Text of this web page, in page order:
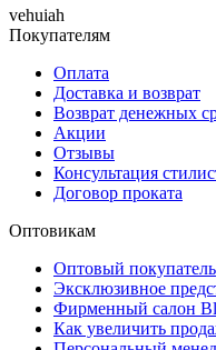
vehuiah
Покупателям
Оплата
Доставка и возврат
Возврат денежных
Акции
Отзывы
Консультация
Договор проката
Оптовикам
Оптовый покупатель
Эксклюзивное
Фирменный салон
Как увеличить